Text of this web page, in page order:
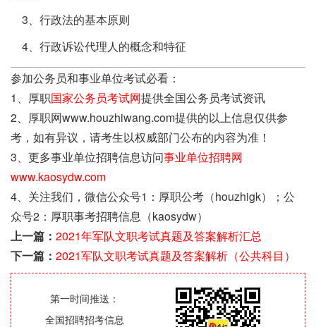
3、行政法的基本原则
4、行政诉讼代理人的概念和特征
参加公务员和事业单位考试必看：
1、厚职国家公务员考试网提供全国公务员考试资讯
2、厚职网www.houzhiwang.com提供的以上信息仅供参
考，如有异议，请考生以权威部门公布的内容为准！
3、更多事业单位招聘信息访问事业单位招聘网
www.kaosydw.com
4、关注我们，微信公众号1：厚职公考（houzhigk）；公
众号2：厚职事考招聘信息（kaosydw）
上一篇： 2021年军队文职考试真题及答案解析汇总
下一篇： 2021军队文职考试真题及答案解析（公共科目）
第一时间推送：
全国招聘招考信息